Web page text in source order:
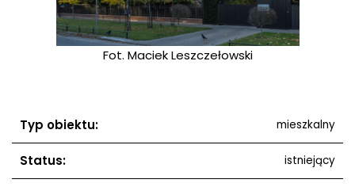
Fot. Maciek Leszczełowski
Typ obiektu: mieszkalny
Status: istniejący